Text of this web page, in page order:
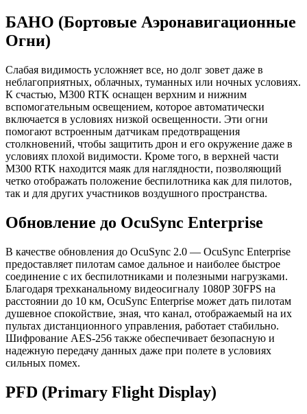
БАНО (Бортовые Аэронавигационные
Огни)
Слабая видимость усложняет все, но долг зовет даже в
неблагоприятных, облачных, туманных или ночных условиях.
К счастью, M300 RTK оснащен верхним и нижним
вспомогательным освещением, которое автоматически
включается в условиях низкой освещенности. Эти огни
помогают встроенным датчикам предотвращения
столкновений, чтобы защитить дрон и его окружение даже в
условиях плохой видимости. Кроме того, в верхней части
M300 RTK находится маяк для наглядности, позволяющий
четко отображать положение беспилотника как для пилотов,
так и для других участников воздушного пространства.
Обновление до OcuSync Enterprise
В качестве обновления до OcuSync 2.0 — OcuSync Enterprise
предоставляет пилотам самое дальное и наиболее быстрое
соединение с их беспилотниками и полезными нагрузками.
Благодаря трехканальному видеосигналу 1080P 30FPS на
расстоянии до 10 км, OcuSync Enterprise может дать пилотам
душевное спокойствие, зная, что канал, отображаемый на их
пультах дистанционного управления, работает стабильно.
Шифрование AES-256 также обеспечивает безопасную и
надежную передачу данных даже при полете в условиях
сильных помех.
PFD (Primary Flight Display)